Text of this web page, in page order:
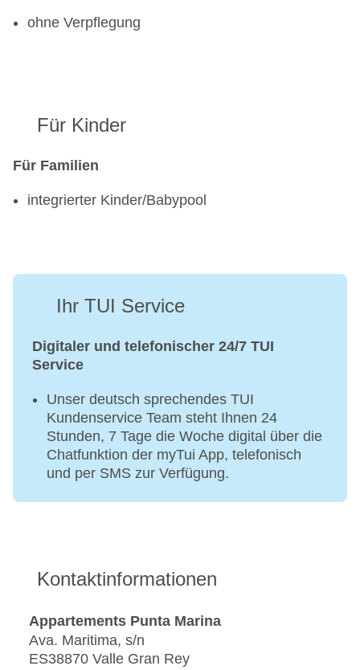
ohne Verpflegung
Für Kinder
Für Familien
integrierter Kinder/Babypool
Ihr TUI Service
Digitaler und telefonischer 24/7 TUI
Service
Unser deutsch sprechendes TUI
Kundenservice Team steht Ihnen 24
Stunden, 7 Tage die Woche digital über die
Chatfunktion der myTui App, telefonisch
und per SMS zur Verfügung.
Kontaktinformationen
Appartements Punta Marina
Ava. Maritima, s/n
ES38870 Valle Gran Rey